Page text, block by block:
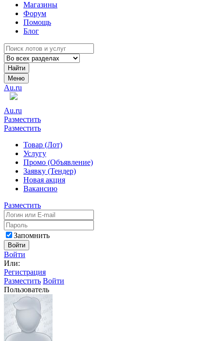
Магазины
Форум
Помощь
Блог
Найти
Меню
Au.ru
Au.ru
Разместить
Разместить
Товар (Лот)
Услугу
Промо (Объявление)
Заявку (Тендер)
Новая акция
Вакансию
Разместить
Запомнить
Войти
Войти
Или:
Регистрация
Разместить Войти
Пользователь